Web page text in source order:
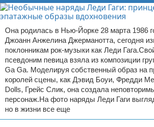
Она родилась в Нью-Йорке 28 марта 1986
Джоанн Анжелина Джерманотта, сегодня
поклонникам рок-музыки как Леди
псевдоним певица взяла из композиции
Ga Ga. Моделируя собственный образ на
королей сцены, как Дэвид Боуи, Фредди
Dolls, Грейс Слик, она создала
персонаж.На фото наряды Леди Гаги
но в жизни все еще